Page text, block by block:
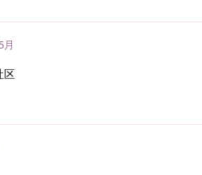
月
区